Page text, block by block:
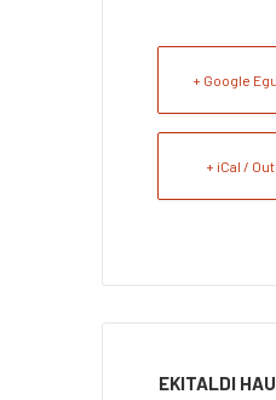
+ Google
+ iCal /
EKITALDI